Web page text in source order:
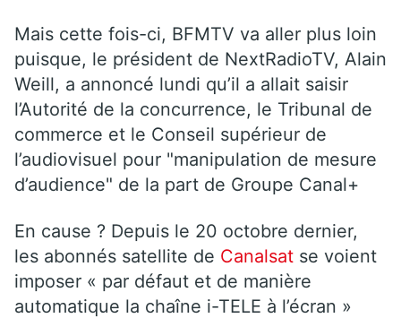
Mais cette fois-ci, BFMTV va aller plus loin
puisque, le président de NextRadioTV, Alain
Weill, a annoncé lundi qu’il a allait saisir
l’Autorité de la concurrence, le Tribunal de
commerce et le Conseil supérieur de
l’audiovisuel pour "manipulation de mesure
d’audience" de la part de Groupe Canal+
En cause ? Depuis le 20 octobre dernier,
les abonnés satellite de Canalsat se voient
imposer « par défaut et de manière
automatique la chaîne i-TELE à l’écran »